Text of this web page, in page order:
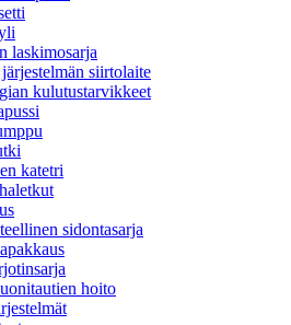
laskimosarja
siirtolaite
kulutustarvikkeet
katetri
sidontasarja
hoito